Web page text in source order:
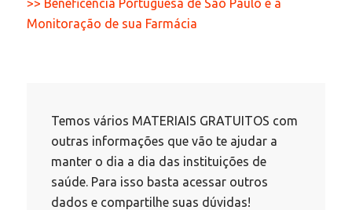
>> Beneficência Portuguesa de São Paulo e a
Monitoração de sua Farmácia
Temos vários MATERIAIS GRATUITOS com
outras informações que vão te ajudar a
manter o dia a dia das instituições de
saúde. Para isso basta acessar outros
dados e compartilhe suas dúvidas!